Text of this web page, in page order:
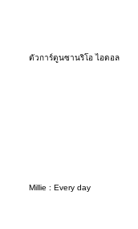
ตัวการ์ตูนซานริโอ ไอดอล
Millie : Every day